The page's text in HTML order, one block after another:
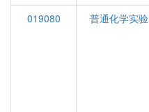
019080
普通化学实验